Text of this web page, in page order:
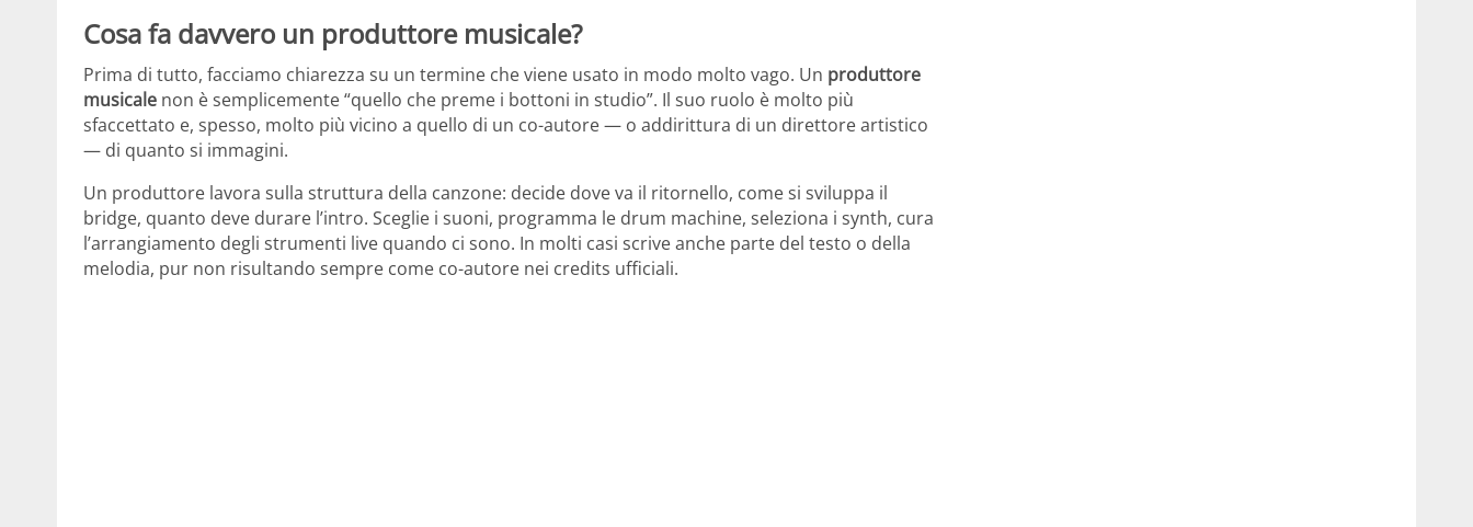
Cosa fa davvero un produttore musicale?
Prima di tutto, facciamo chiarezza su un termine che viene usato in modo molto vago. Un produttore
musicale non è semplicemente “quello che preme i bottoni in studio”. Il suo ruolo è molto più
sfaccettato e, spesso, molto più vicino a quello di un co-autore — o addirittura di un direttore artistico
— di quanto si immagini.
Un produttore lavora sulla struttura della canzone: decide dove va il ritornello, come si sviluppa il
bridge, quanto deve durare l’intro. Sceglie i suoni, programma le drum machine, seleziona i synth, cura
l’arrangiamento degli strumenti live quando ci sono. In molti casi scrive anche parte del testo o della
melodia, pur non risultando sempre come co-autore nei credits ufficiali.